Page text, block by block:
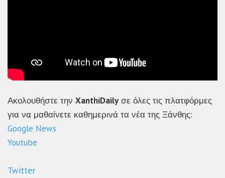
Ακολουθήστε την XanthiDaily σε όλες τις πλατφόρμες
για να μαθαίνετε καθημερινά τα νέα της Ξάνθης:
Google News
Youtube
Twitter